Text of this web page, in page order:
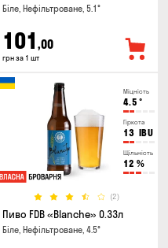
Біле, Нефільтроване, 5.1°
101 ,00
грн за 1 шт
Міцність
4.5 °
Гіркота
13 IBU
Щільність
12 %
(2)
Пиво FDB «Blanche» 0.33л
Біле, Нефільтроване, 4.5°